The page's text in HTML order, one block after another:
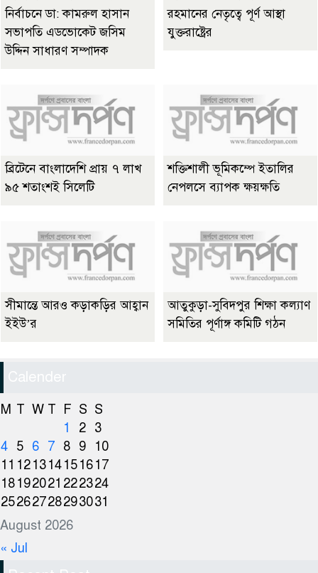
নির্বাচনে ডা: কামরুল হাসান
সভাপতি এডভোকেট জসিম
উদ্দিন সাধারণ সম্পাদক
রহমানের নেতৃত্বে পূর্ণ আস্থা
যুক্তরাষ্ট্রের
ব্রিটেনে বাংলাদেশি প্রায় ৭ লাখ
৯৫ শতাংশই সিলেটি
শক্তিশালী ভূমিকম্পে ইতালির
নেপলসে ব্যাপক ক্ষয়ক্ষতি
সীমান্তে আরও কড়াকড়ির আহ্বান
ইইউ’র
আতুকুড়া-সুবিদপুর শিক্ষা কল্যাণ
সমিতির পূর্ণাঙ্গ কমিটি গঠন
Calender
August 2026
M T W T F S S
1
2 3
4 5 6 7 8 9
10
11 121314151617
18192021 222324
25262728293031
« Jul